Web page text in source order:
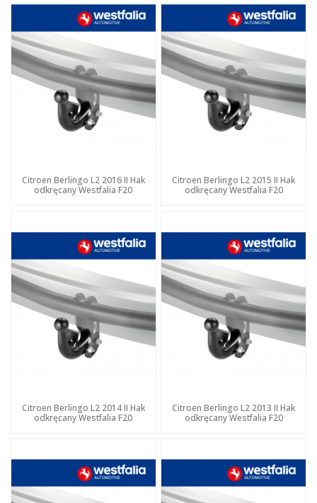
Citroen Berlingo L2 2016 II Hak
odkręcany Westfalia F20
Citroen Berlingo L2 2015 II Hak
odkręcany Westfalia F20
Citroen Berlingo L2 2014 II Hak
odkręcany Westfalia F20
Citroen Berlingo L2 2013 II Hak
odkręcany Westfalia F20